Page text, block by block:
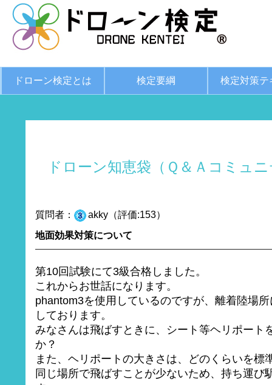
ドローン検定とは 検定要綱 検定対策テ
ドローン知恵袋（Ｑ＆Ａコミュ
質問者：
akky（評価:153）
地面効果対策について
第10回試験にて3級合格しました。
これからお世話になります。
phantom3を使用しているのですが、離着陸場
しております。
みなさんは飛ばすときに、シート等ヘリポート
か？
また、ヘリポートの大きさは、どのくらいを標
同じ場所で飛ばすことが少ないため、持ち運び